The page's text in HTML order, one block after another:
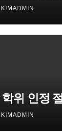
KIMADMIN
위 인정
KIMADMIN